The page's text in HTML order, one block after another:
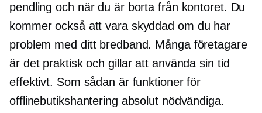
pendling och när du är borta från kontoret. Du
kommer också att vara skyddad om du har
problem med ditt bredband. Många företagare
är det praktiskoch gillar att använda sin tid
effektivt. Som sådan är funktioner för
offlinebutikshantering absolut nödvändiga.